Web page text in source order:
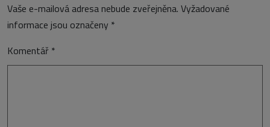
Vaše e-mailová adresa nebude zveřejněna. Vyžadované
informace jsou označeny *
Komentář *